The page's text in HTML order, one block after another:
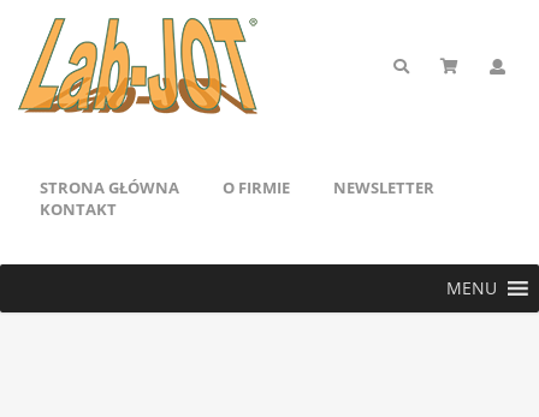
STRONA GŁÓWNA O FIRMIE
NEWSLETTER
KONTAKT
MENU